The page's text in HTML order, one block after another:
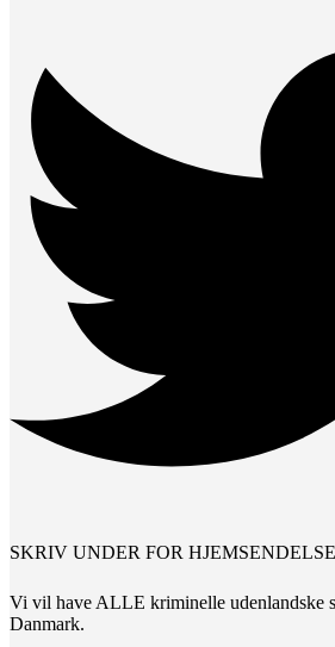
SKRIV UNDER FOR
Vi vil have ALLE kriminelle udenlandske
Danmark.